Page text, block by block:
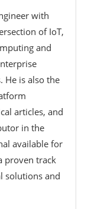
with
of IoT,
and
He is also the
articles, and
in the
available for
proven track
solutions and